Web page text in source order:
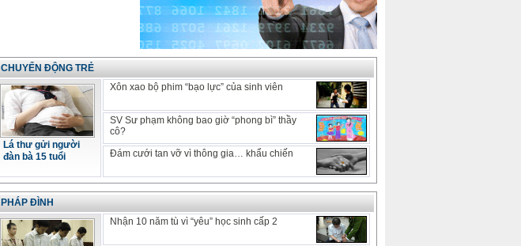
CHUYỂN ĐỘNG TRẺ
Lá thư gửi người
đàn bà 15 tuổi
Xôn xao bộ phim “bạo lực” của sinh viên
SV Sư phạm không bao giờ “phong bì” thầy
cô?
Đám cưới tan vỡ vì thông gia… khẩu chiến
PHÁP ĐÌNH
Nhận 10 năm tù vì “yêu” học sinh cấp 2